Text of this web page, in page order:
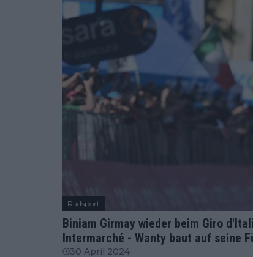
Radsport
Biniam Girmay wieder beim Giro
Intermarché - Wanty baut auf seine
30 April 2024